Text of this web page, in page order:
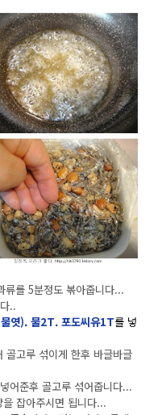
류를 5분정도 볶아줍니다...
..
엿). 물2T. 포도씨유1T를 넣
섞이게 한후 바글바글
어준후 골고루 섞어줍니다...
잡아주시면 됩니다...